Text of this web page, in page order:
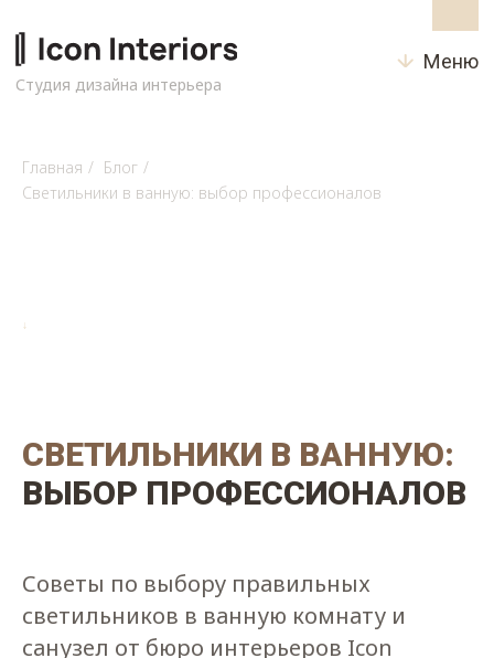
Студия дизайна интерьера
Главная / Блог /
Светильники в ванную: выбор профессионалов
↓
СВЕТИЛЬНИКИ В ВАННУЮ:
ВЫБОР ПРОФЕССИОНАЛОВ
Советы по выбору правильных
светильников в ванную комнату и
санузел от бюро интерьеров Icon